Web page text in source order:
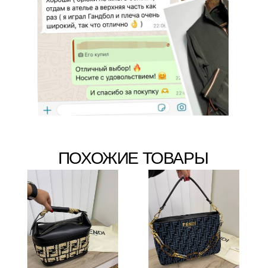
ПОХОЖИЕ ТОВАРЫ